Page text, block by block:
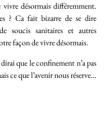
vivre désormais différemment.
? Ca fait bizarre de se dire
soucis sanitaires et autres
façon de vivre désormais.
que le confinement n’a pas
ce que l’avenir nous réserve…